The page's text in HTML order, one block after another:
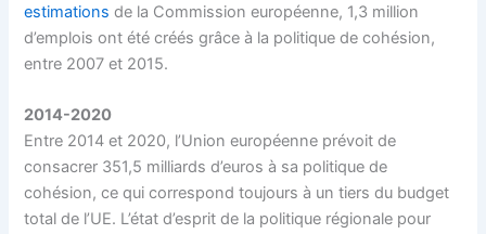
estimations de la Commission européenne, 1,3 million
d’emplois ont été créés grâce à la politique de cohésion,
entre 2007 et 2015.
2014-2020
Entre 2014 et 2020, l’Union européenne prévoit de
consacrer 351,5 milliards d’euros à sa politique de
cohésion, ce qui correspond toujours à un tiers du budget
total de l’UE. L’état d’esprit de la politique régionale pour